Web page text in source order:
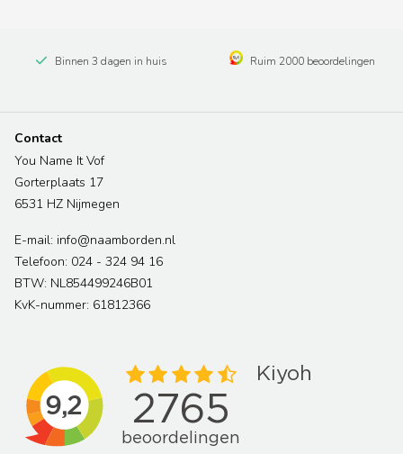
Binnen 3 dagen in huis Ruim 2000 beoordelingen
Contact
You Name It Vof
Gorterplaats 17
6531 HZ Nijmegen
E-mail: info@naamborden.nl
Telefoon: 024 - 324 94 16
BTW: NL854499246B01
KvK-nummer: 61812366